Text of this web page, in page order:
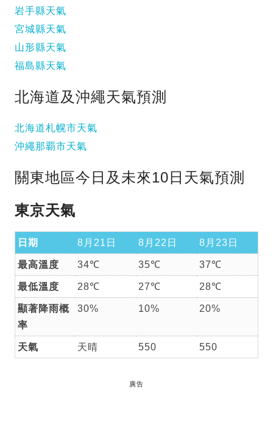
岩手縣天氣
宮城縣天氣
山形縣天氣
福島縣天氣
北海道及沖繩天氣預測
北海道札幌市天氣
沖繩那覇市天氣
關東地區今日及未來10日天氣預測
東京天氣
日期 8月21日 8月22日 8月23日
最高溫度 34℃ 35℃ 37℃
最低溫度 28℃ 27℃ 28℃
顯著降雨概
率
30% 10% 20%
天氣 天晴 550 550
廣告